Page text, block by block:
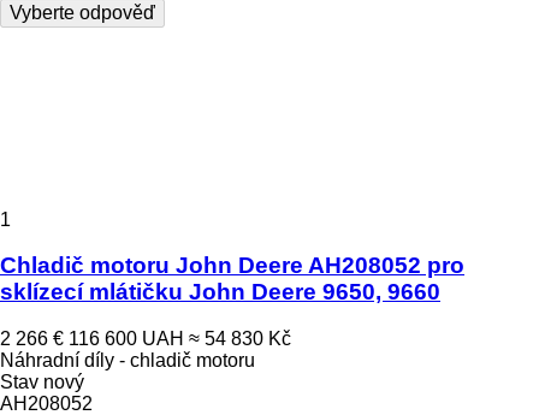
Vyberte odpověď
1
Chladič motoru John Deere AH208052 pro
sklízecí mlátičku John Deere 9650, 9660
2 266 € 116 600 UAH ≈ 54 830 Kč
Náhradní díly - chladič motoru
Stav nový
AH208052